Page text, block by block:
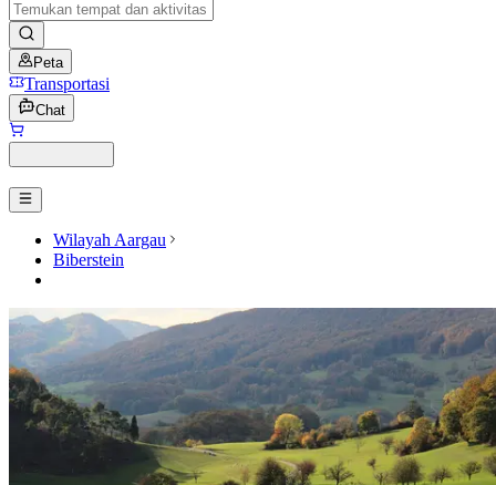
Peta
Transportasi
Chat
Wilayah Aargau
Biberstein